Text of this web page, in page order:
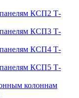
КСП2 Т-
КСП3 Т-
КСП4 Т-
КСП5 Т-
колоннам